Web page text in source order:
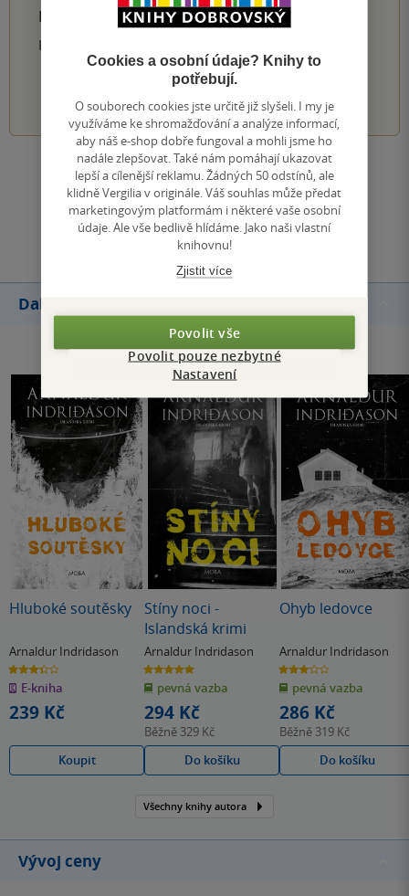
PŘIDEJTE SVÉ HODNOCENÍ PRODUKTU
Hodnocení našich knihkupců: 0.0 z 5
Zobrazit všechna hodnocení
Přidat hodnocení
Další knihy autora
Hluboké soutěsky
Arnaldur Indridason
3.4
z
5
hvězdiček
E-kniha
239 Kč
Koupit
Stíny noci -
Islandská krimi
Arnaldur Indridason
5.0
z
5
hvězdiček
pevná vazba
294 Kč
Běžně 329 Kč
Do košíku
Ohyb ledovce
Arnaldur Indridason
3.0
z
5
hvězdiček
pevná vazba
286 Kč
Běžně 319 Kč
Do košíku
Všechny knihy autora
Vývoj ceny
Cookies a osobní údaje? Knihy to
potřebují.
O souborech cookies jste určitě již slyšeli. I my je
využíváme ke shromažďování a analýze informací,
aby náš e-shop dobře fungoval a mohli jsme ho
nadále zlepšovat. Také nám pomáhají ukazovat
lepší a cílenější reklamu. Žádných 50 odstínů, ale
klidně Vergilia v originále. Váš souhlas může předat
marketingovým platformám i některé vaše osobní
údaje. Ale vše bedlivě hlídáme. Jako naši vlastní
knihovnu!
Zjistit více
Povolit vše
Povolit pouze nezbytné
Nastavení